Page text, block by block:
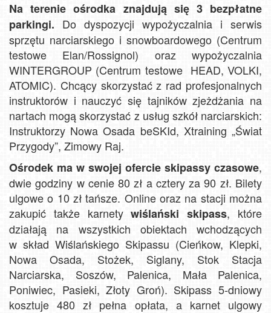
Na terenie ośrodka znajdują się 3 bezpłatne
parkingi. Do dyspozycji wypożyczalnia i serwis
sprzętu narciarskiego i snowboardowego (Centrum
testowe Elan/Rossignol) oraz wypożyczalnia
WINTERGROUP (Centrum testowe HEAD, VOLKI,
ATOMIC). Chcący skorzystać z rad profesjonalnych
instruktorów i nauczyć się tajników zjeżdżania na
nartach mogą skorzystać z usług szkół narciarskich:
Instruktorzy Nowa Osada beSKId, Xtraining „Świat
Przygody”, Zimowy Raj.
Ośrodek ma w swojej ofercie skipassy czasowe,
dwie godziny w cenie 80 zł a cztery za 90 zł. Bilety
ulgowe o 10 zł tańsze. Online oraz na stacji można
zakupić także karnetywiślański skipass, które
działają na wszystkich obiektach wchodzących
w skład Wiślańskiego Skipassu (Cieńkow, Klepki,
Nowa Osada, Stożek, Siglany, Stok Stacja
Narciarska, Soszów, Palenica, Mała Palenica,
Poniwiec, Pasieki, Złoty Groń). Skipass 5-dniowy
kosztuje 480 zł pełna opłata, a karnet ulgowy